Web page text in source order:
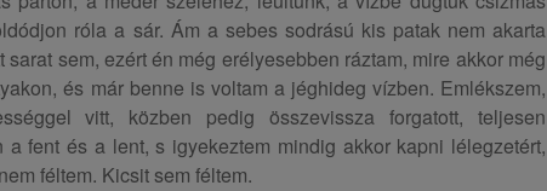
róla a sár. Ám a sebes sodrású kis patak nem akarta
sem, ezért én még erélyesebben ráztam, mire akkor még
és már benne is voltam a jéghideg vízben. Emlékszem,
vitt, közben pedig összevissza forgatott, teljesen
a fent és a lent, s igyekeztem mindig akkor kapni lélegzetért,
féltem. Kicsit sem féltem.